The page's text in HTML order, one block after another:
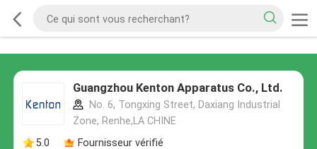
Guangzhou Kenton Apparatus Co., Ltd.
No. 6, Tongxing Street, Daxiang Industrial
Zone, Renhe,LA CHINE
5.0
Fournisseur vérifié